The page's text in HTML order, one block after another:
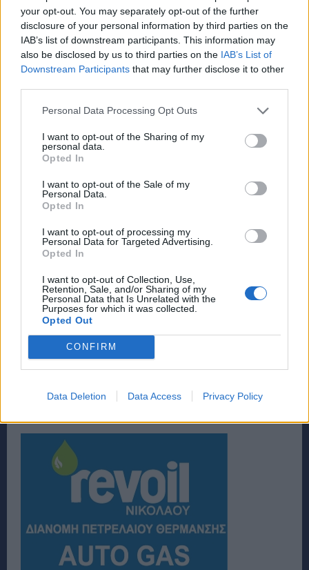
your opt-out. You may separately opt-out of the further
disclosure of your personal information by third parties on the
IAB’s list of downstream participants. This information may
also be disclosed by us to third parties on the IAB’s List of
Downstream Participants that may further disclose it to other
Personal Data Processing Opt Outs
I want to opt-out of the Sharing of my
personal data.
Opted In
I want to opt-out of the Sale of my
Personal Data.
Opted In
I want to opt-out of processing my
Personal Data for Targeted Advertising.
Opted In
I want to opt-out of Collection, Use,
Retention, Sale, and/or Sharing of my
Personal Data that Is Unrelated with the
Purposes for which it was collected.
Opted Out
CONFIRM
Data Deletion Data Access Privacy Policy